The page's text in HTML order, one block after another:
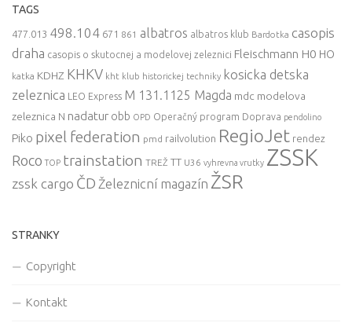
TAGS
477.013 498.104 671 861 albatros albatros klub Bardotka casopis
draha casopis o skutocnej a modelovej zeleznici Fleischmann H0 HO
katka KDHZ KHKV kht klub historickej techniky kosicka detska
zeleznica LEO Express M 131.1125 Magda mdc modelova
zeleznica N nadatur obb OPD Operačný program Doprava pendolino
Piko pixel federation pmd railvolution RegioJet rendez
Roco TOP trainstation TREŽ TT U36 vyhrevna vrutky ZSSK
zssk cargo ČD Železnicní magazín ŽSR
STRANKY
Copyright
Kontakt